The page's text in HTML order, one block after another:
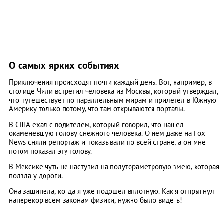
О самых ярких событиях
Приключения происходят почти каждый день. Вот, например, в
столице Чили встретил человека из Москвы, который утверждал,
что путешествует по параллельным мирам и прилетел в Южную
Америку только потому, что там открываются порталы.
В США ехал с водителем, который говорил, что нашел
окаменевшую голову снежного человека. О нем даже на Fox
News сняли репортаж и показывали по всей стране, а он мне
потом показал эту голову.
В Мексике чуть не наступил на полутораметровую змею, которая
ползла у дороги.
Она зашипела, когда я уже подошел вплотную. Как я отпрыгнул
наперекор всем законам физики, нужно было видеть!